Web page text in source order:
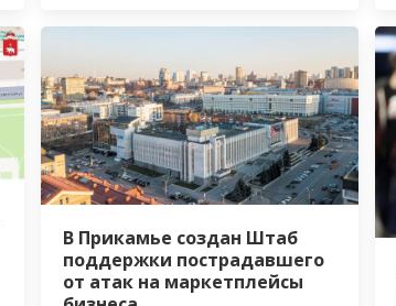
В Прикамье создан Штаб
поддержки пострадавшего
от атак на маркетплейсы